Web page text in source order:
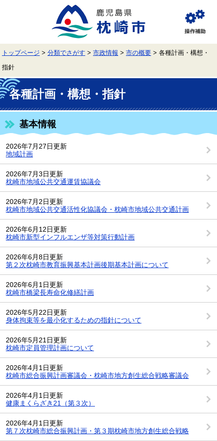
で
す。
ば
し
本
文
へ
覧
補
助
トップページ > 分類でさがす > 市政情報 > 市の概要 > 各種計画・構想・
指針
本
文 各種計画・構想・指針
基本情報
2026年7月27日更新
地域計画
2026年7月3日更新
枕崎市地域公共交通運賃協議会
2026年7月2日更新
枕崎市地域公共交通活性化協議会・枕崎市地域公共交通計画
2026年6月12日更新
枕崎市新型インフルエンザ等対策行動計画
2026年6月8日更新
第２次枕崎市教育振興基本計画後期基本計画について
2026年6月1日更新
枕崎市橋梁長寿命化修繕計画
2026年5月22日更新
身体拘束等を最小化するための指針について
2026年5月21日更新
枕崎市定員管理計画について
2026年4月1日更新
枕崎市総合振興計画審議会・枕崎市地方創生総合戦略審議会
2026年4月1日更新
健康まくらざき21（第３次）
2026年4月1日更新
第７次枕崎市総合振興計画・第３期枕崎市地方創生総合戦略